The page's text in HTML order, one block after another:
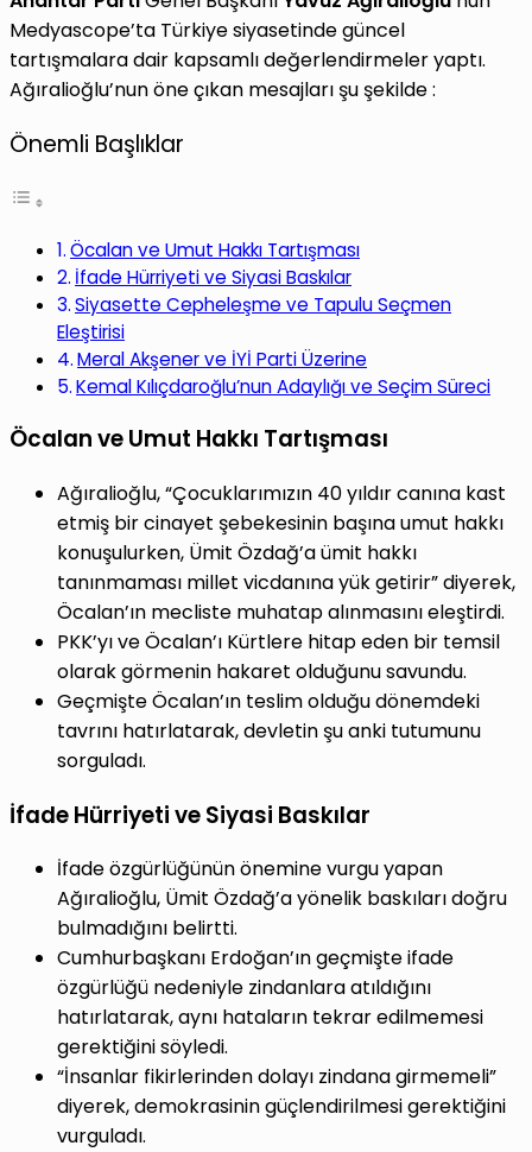
Medyascope’ta Türkiye siyasetinde güncel
tartışmalara dair kapsamlı değerlendirmeler yaptı.
Ağıralioğlu’nun öne çıkan mesajları şu şekilde :
Önemli Başlıklar
Öcalan ve Umut Hakkı Tartışması
İfade Hürriyeti ve Siyasi Baskılar
Siyasette Cepheleşme ve Tapulu Seçmen
Eleştirisi
Meral Akşener ve İYİ Parti Üzerine
Kemal Kılıçdaroğlu’nun Adaylığı ve Seçim Süreci
Öcalan ve Umut Hakkı Tartışması
Ağıralioğlu, “Çocuklarımızın 40 yıldır canına kast
etmiş bir cinayet şebekesinin başına umut hakkı
konuşulurken, Ümit Özdağ’a ümit hakkı
tanınmaması millet vicdanına yük getirir” diyerek,
Öcalan’ın mecliste muhatap alınmasını eleştirdi.
PKK’yı ve Öcalan’ı Kürtlere hitap eden bir temsil
olarak görmenin hakaret olduğunu savundu.
Geçmişte Öcalan’ın teslim olduğu dönemdeki
tavrını hatırlatarak, devletin şu anki tutumunu
sorguladı.
İfade Hürriyeti ve Siyasi Baskılar
İfade özgürlüğünün önemine vurgu yapan
Ağıralioğlu, Ümit Özdağ’a yönelik baskıları doğru
bulmadığını belirtti.
Cumhurbaşkanı Erdoğan’ın geçmişte ifade
özgürlüğü nedeniyle zindanlara atıldığını
hatırlatarak, aynı hataların tekrar edilmemesi
gerektiğini söyledi.
“İnsanlar fikirlerinden dolayı zindana girmemeli”
diyerek, demokrasinin güçlendirilmesi gerektiğini
vurguladı.